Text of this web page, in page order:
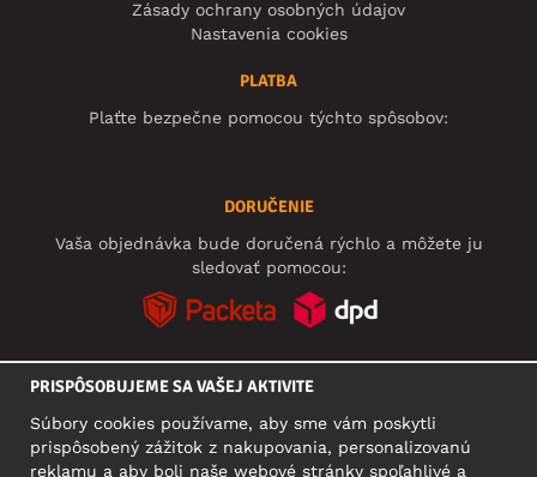
Zásady ochrany osobných údajov
Nastavenia cookies
PLATBA
Plaťte bezpečne pomocou týchto spôsobov:
DORUČENIE
Vaša objednávka bude doručená rýchlo a môžete ju
sledovať pomocou:
PRISPÔSOBUJEME SA VAŠEJ AKTIVITE
Súbory cookies používame, aby sme vám poskytli
prispôsobený zážitok z nakupovania, personalizovanú
reklamu a aby boli naše webové stránky spoľahlivé a